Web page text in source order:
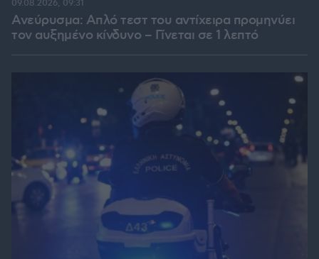
Ανεύρυσμα: Απλό τεστ του αντίχειρα προμηνύει
τον αυξημένο κίνδυνο – Γίνεται σε 1 λεπτό
09.08.2026, 09:31